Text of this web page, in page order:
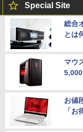
Special Site
総合
とは
マウ
お値
「お